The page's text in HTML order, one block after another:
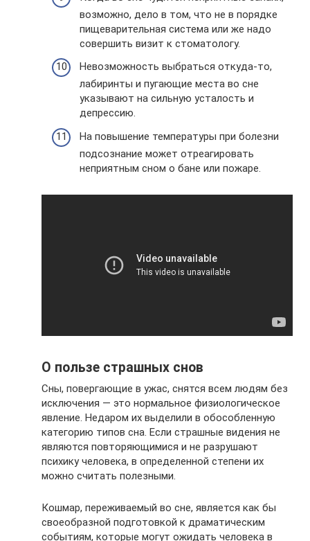
возможно, дело в том, что не в порядке
пищеварительная система или же надо
совершить визит к стоматологу.
Невозможность выбраться откуда-то,
лабиринты и пугающие места во сне
указывают на сильную усталость и
депрессию.
На повышение температуры при болезни
подсознание может отреагировать
неприятным сном о бане или пожаре.
О пользе страшных снов
Сны, повергающие в ужас, снятся всем людям без
исключения — это нормальное физиологическое
явление. Недаром их выделили в обособленную
категорию типов сна. Если страшные видения не
являются повторяющимися и не разрушают
психику человека, в определенной степени их
можно считать полезными.
Кошмар, переживаемый во сне, является как бы
своеобразной подготовкой к драматическим
событиям, которые могут ожидать человека в